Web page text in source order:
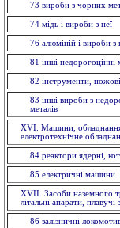
73 вироби з чорних
74 мiдь i вироби з неї
76 алюмiнiй i вироби з
81 інші недорогоцінні
82 інструменти,
83 іншi вироби з
металiв
XVI. Машини, обладнання
електротехнічне
84 реактори ядерні,
85 електричнi машини
XVII. Засоби наземного
літальні апарати, плавучі
86 залізничні